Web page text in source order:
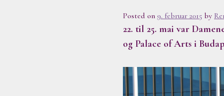
Posted on 9. februar 2015 by
22. til 25. mai var
og Palace of Arts i